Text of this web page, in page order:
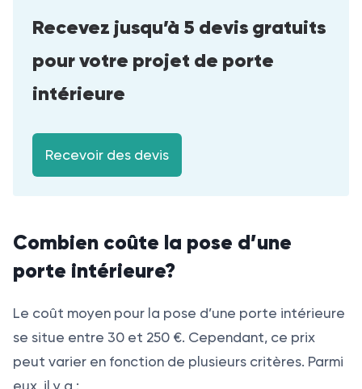
Recevez jusqu’à 5 devis gratuits
pour votre projet de porte
intérieure
Recevoir des devis
Combien coûte la pose d’une
porte intérieure?
Le coût moyen pour la pose d’une porte intérieure
se situe entre 30 et 250 €. Cependant, ce prix
peut varier en fonction de plusieurs critères. Parmi
eux, il y a :